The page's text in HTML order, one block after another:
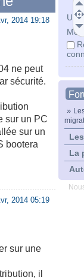
Mot
»
La
2014 19:18
ne peut
sécurité.
sur un PC
sur un
bootera
2014 05:19
sur une
il